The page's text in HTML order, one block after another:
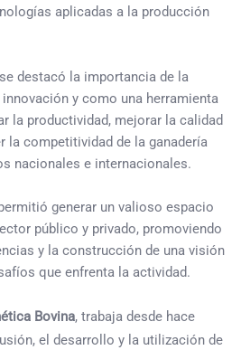
aplicadas a la producción
destacó la importancia de la
y como una herramienta
la productividad, mejorar la calidad
la competitividad de la ganadería
nacionales e internacionales.
generar un valioso espacio
público y privado, promoviendo
y la construcción de una visión
que enfrenta la actividad.
Bovina, trabaja desde hace
el desarrollo y la utilización de